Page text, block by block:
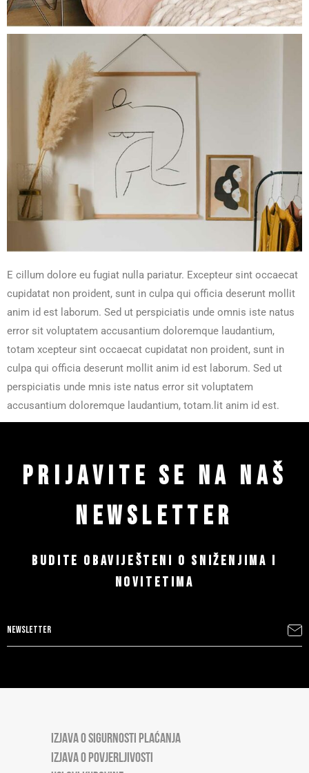
E cillum dolore eu fugiat nulla pariatur. Excepteur sint occaecat
cupidatat non proident, sunt in culpa qui officia deserunt mollit
anim id est laborum. Sed ut perspiciatis unde omnis iste natus
error sit voluptatem accusantium doloremque laudantium,
totam xcepteur sint occaecat cupidatat non proident, sunt in
culpa qui officia deserunt mollit anim id est laborum. Sed ut
perspiciatis unde mnis iste natus error sit voluptatem
accusantium doloremque laudantium, totam.lit anim id est.
PRIJAVITE SE NA NAŠ
NEWSLETTER
BUDITE OBAVIJEŠTENI O SNIŽENJIMA I
NOVITETIMA
IZJAVA O SIGURNOSTI PLAĆANJA
IZJAVA O POVJERLJIVOSTI